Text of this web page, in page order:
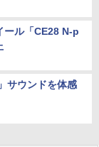
ール「CE28 N-p
サウンドを体感